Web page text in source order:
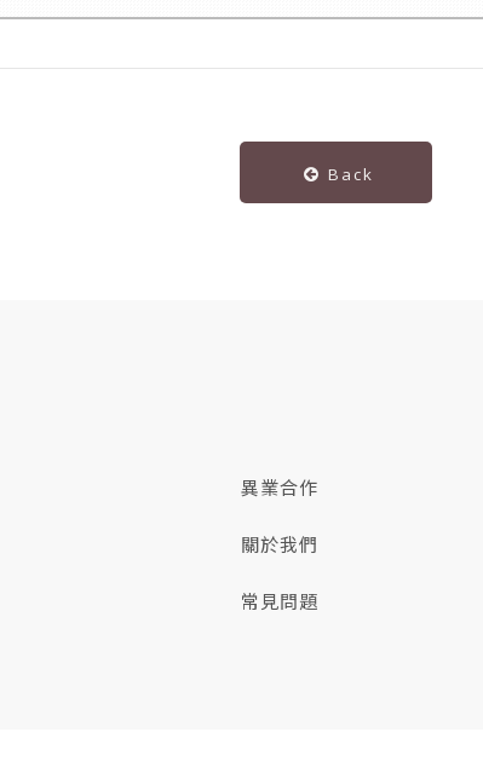
Back
異業合作
關於我們
常見問題